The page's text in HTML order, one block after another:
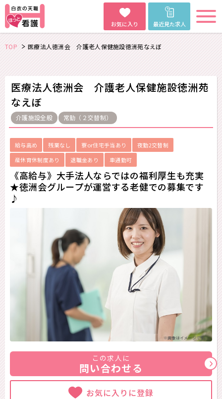
お気に入り 最近見た求人
TOP 医療法人徳洲会 介護老人保健施設徳洲苑なえぼ
医療法人徳洲会 介護老人保健施設徳洲苑
なえぼ
介護施設全般 常勤（２交替制）
給与高め 残業なし 寮or住宅手当あり
夜勤2交替制
産休育休制度あり
退職金あり 車通勤可
《高給与》大手法人ならではの福利厚生も充実
★徳洲会グループが運営する老健での募集です
♪
※画像はイメージです。
この求人に
問い合わせる
お気に入りに登録